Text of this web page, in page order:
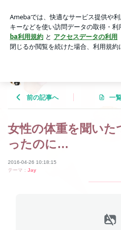
uage
アプリをダウンロードして ブログの
ょう。
前の記事へ 一
女性の体重を聞い
ったのに…
2016-04-26 10:18:15
テーマ： Jay